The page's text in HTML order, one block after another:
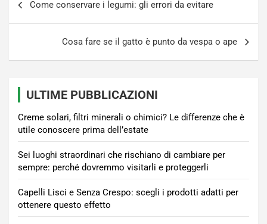
Come conservare i legumi: gli errori da evitare
Cosa fare se il gatto è punto da vespa o ape
ULTIME PUBBLICAZIONI
Creme solari, filtri minerali o chimici? Le differenze che è
utile conoscere prima dell’estate
Sei luoghi straordinari che rischiano di cambiare per
sempre: perché dovremmo visitarli e proteggerli
Capelli Lisci e Senza Crespo: scegli i prodotti adatti per
ottenere questo effetto